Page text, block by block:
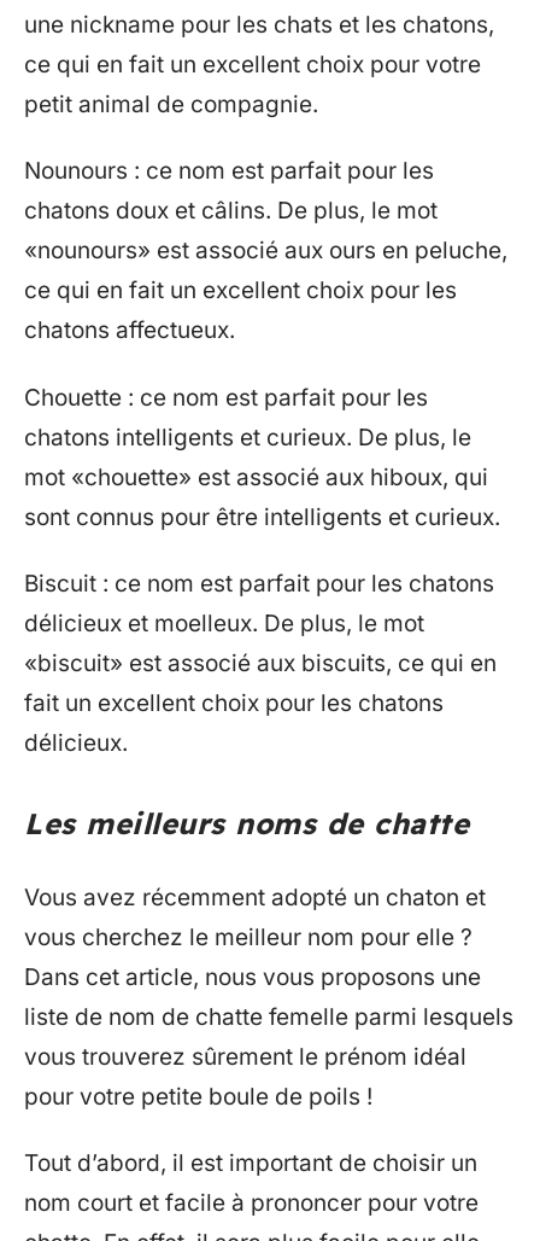
une nickname pour les chats et les chatons,
ce qui en fait un excellent choix pour votre
petit animal de compagnie.
Nounours : ce nom est parfait pour les
chatons doux et câlins. De plus, le mot
«nounours» est associé aux ours en peluche,
ce qui en fait un excellent choix pour les
chatons affectueux.
Chouette : ce nom est parfait pour les
chatons intelligents et curieux. De plus, le
mot «chouette» est associé aux hiboux, qui
sont connus pour être intelligents et curieux.
Biscuit : ce nom est parfait pour les chatons
délicieux et moelleux. De plus, le mot
«biscuit» est associé aux biscuits, ce qui en
fait un excellent choix pour les chatons
délicieux.
Les meilleurs noms de chatte
Vous avez récemment adopté un chaton et
vous cherchez le meilleur nom pour elle ?
Dans cet article, nous vous proposons une
liste de nom de chatte femelle parmi lesquels
vous trouverez sûrement le prénom idéal
pour votre petite boule de poils !
Tout d’abord, il est important de choisir un
nom court et facile à prononcer pour votre